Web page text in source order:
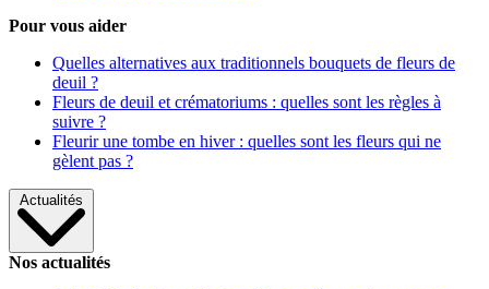
Pour vous aider
Quelles alternatives aux traditionnels bouquets de fleurs de
deuil ?
Fleurs de deuil et crématoriums : quelles sont les règles à
suivre ?
Fleurir une tombe en hiver : quelles sont les fleurs qui ne
gèlent pas ?
Actualités
Nos actualités